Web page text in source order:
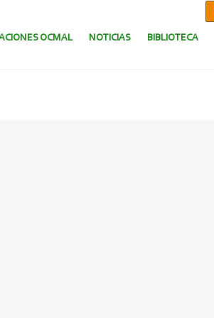
OCMAL NOTICIAS BIBLIOTECA